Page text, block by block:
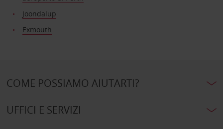
Joondalup
Exmouth
COME POSSIAMO AIUTARTI?
UFFICI E SERVIZI